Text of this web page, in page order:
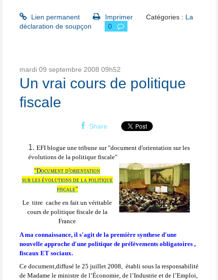
Lien permanent Imprimer Catégories : La
déclaration de soupçon
0
mardi 09 septembre 2008 09h52
Un vrai cours de politique
fiscale
Share
EFI blogue une tribune sur "document d'orientation sur les
évolutions de la politique fiscale"
"Document d'orientation
sur les évolutions de la politique
fiscale"
Le titre cache en fait un véritable
cours de politique fiscale de la
France
A ma connaissance, il s'agit de la première synthese d'une
nouvelle approche d'une politique de prélèvements obligatoires ,
fiscaux ET sociaux.
Ce document,diffusé le 25 juillet 2008, établi sous la responsabilité
de Madame le ministre de l’Économie, de l’Industrie et de l’Emploi,